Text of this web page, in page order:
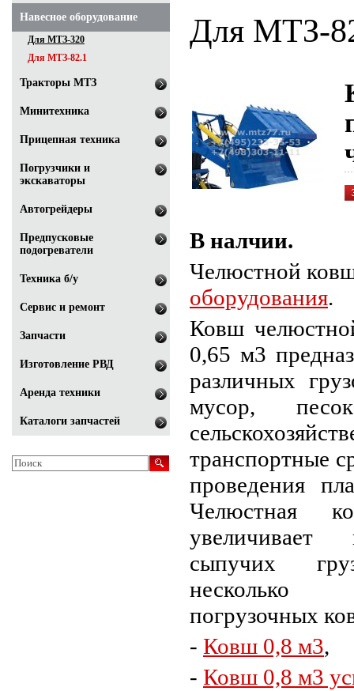
Для МТЗ-
В налчии.
Челюстной
оборудования.
Ковш
0,65 м3
различных
мусор,
транспортные
проведения
Челюстная
увеличивает
сыпучих
несколько
погрузочных
- Ковш 0,8 м3,
- Ковш 0,8 м3
Навесное оборудование
Для МТЗ-320
Для МТЗ-82.1
Тракторы МТЗ
Минитехника
Прицепная техника
Погрузчики и
экскаваторы
Автогрейдеры
Предпусковые
подогреватели
Техника б/у
Сервис и ремонт
Запчасти
Изготовление РВД
Аренда техники
Каталоги запчастей